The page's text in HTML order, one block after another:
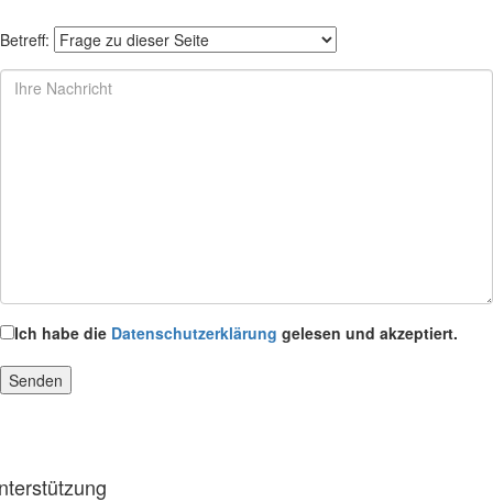
Betreff:
Ich habe die Datenschutzerklärung gelesen und akzeptiert.